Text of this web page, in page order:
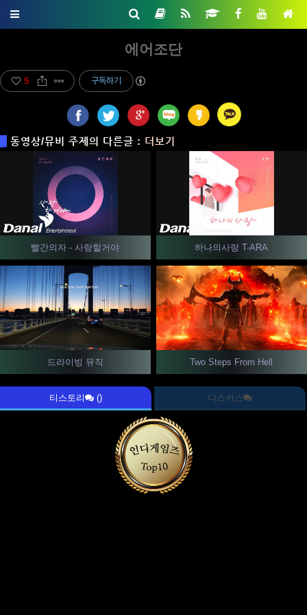
에어조단
5 구독하기
동영상/뮤비 주제의 다른글 : 더보기
빨간의자 - 사랑할거야 하나의사랑 T-ARA
드라이빙 뮤직 Two Steps From Hell
티스토리 () 디스커스